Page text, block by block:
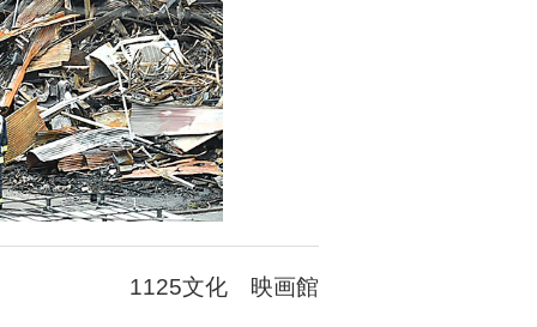
1125文化 映画館